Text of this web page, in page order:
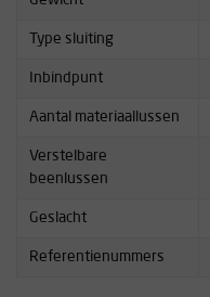
Type sluiting
Inbindpunt
Aantal materiaallussen
Verstelbare
beenlussen
Geslacht
Referentienummers